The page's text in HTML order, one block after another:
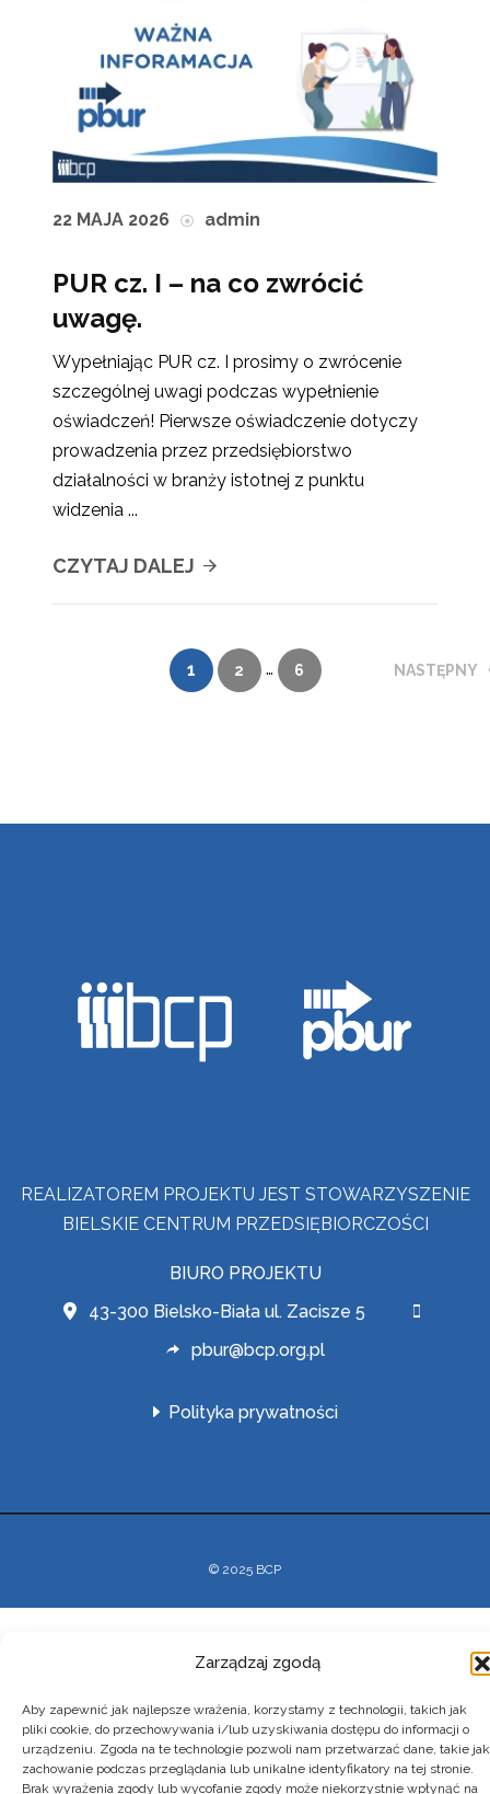
Zarządzaj zgodą
Aby zapewnić jak najlepsze wrażenia, korzystamy z technologii, takich jak
pliki cookie, do przechowywania i/lub uzyskiwania dostępu do informacji o
urządzeniu. Zgoda na te technologie pozwoli nam przetwarzać dane, takie jak
zachowanie podczas przeglądania lub unikalne identyfikatory na tej stronie.
Brak wyrażenia zgody lub wycofanie zgody może niekorzystnie wpłynąć na
22 MAJA 2026 admin
PUR cz. I – na co zwrócić
uwagę.
Wypełniając PUR cz. I prosimy o zwrócenie
szczególnej uwagi podczas wypełnienie
oświadczeń! Pierwsze oświadczenie dotyczy
prowadzenia przez przedsiębiorstwo
działalności w branży istotnej z punktu
widzenia ...
CZYTAJ DALEJ
1 2 … 6 NASTĘPNY
REALIZATOREM PROJEKTU JEST STOWARZYSZENIE
BIELSKIE CENTRUM PRZEDSIĘBIORCZOŚCI
BIURO PROJEKTU
43-300 Bielsko-Biała ul. Zacisze 5
pbur@bcp.org.pl
Polityka prywatności
© 2025 BCP